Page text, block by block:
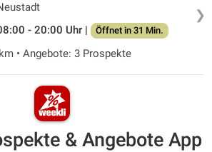
❯
- 20:00 Uhr |
Öffnet in 31 Min.
• Angebote: 3 Prospekte
& Angebote App